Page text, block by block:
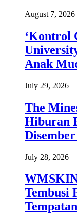
August 7, 2026
‘Kontrol
Anak
July 29, 2026
The
Hiburan
July 28, 2026
Tembusi
Tempatan